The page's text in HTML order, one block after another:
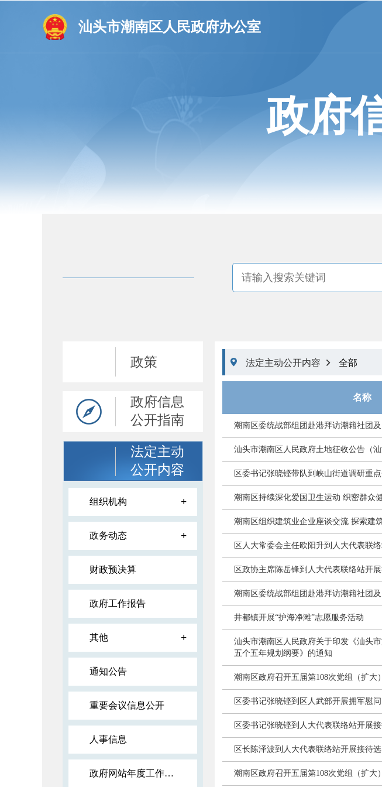
汕头市潮南区人民政府办公室
政府
政策
政府信息
公开指南
法定主动
公开内容
组织机构 +
政务动态 +
财政预决算
政府工作报告
其他 +
通知公告
重要会议信息公开
人事信息
政府网站年度工作报表
 法定主动公开内容  全部
名称
潮南区委统战部组团赴港拜访潮籍社团
汕头市潮南区人民政府土地征收公告（汕
区委书记张晓铿带队到峡山街道调研重
潮南区持续深化爱国卫生运动 织密群众
潮南区组织建筑业企业座谈交流 探索建
区人大常委会主任欧阳升到人大代表联
区政协主席陈岳锋到人大代表联络站开
潮南区委统战部组团赴港拜访潮籍社团
井都镇开展“护海净滩”志愿服务活动
汕头市潮南区人民政府关于印发《汕头
五个五年规划纲要》的通知
潮南区政府召开五届第108次党组（扩大
区委书记张晓铿到区人武部开展拥军慰问
区委书记张晓铿到人大代表联络站开展
区长陈泽波到人大代表联络站开展接待
潮南区政府召开五届第108次党组（扩大